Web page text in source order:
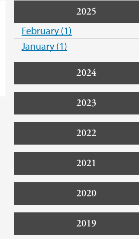
2025
February (1)
January (1)
2024
2023
2022
2021
2020
2019